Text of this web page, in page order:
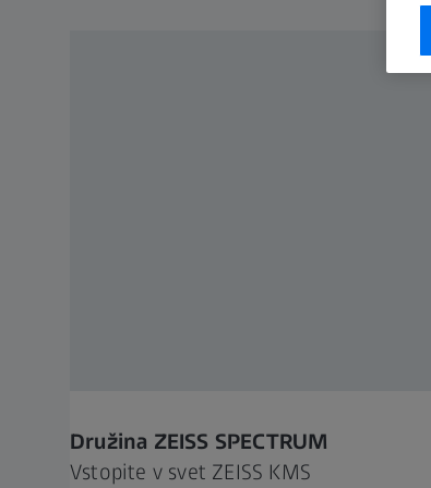
Družina ZEISS SPECTRUM
Vstopite v svet ZEISS KMS